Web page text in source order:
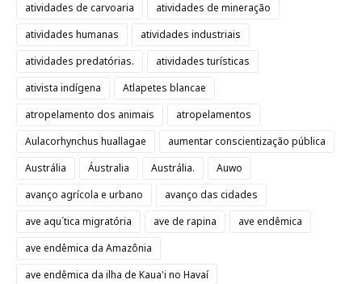
atividades de carvoaria
atividades de mineração
atividades humanas
atividades industriais
atividades predatórias.
atividades turísticas
ativista indígena
Atlapetes blancae
atropelamento dos animais
atropelamentos
Aulacorhynchus huallagae
aumentar conscientização pública
Austrália
Áustralia Austrália.
Auwo
avanço agrícola e urbano
avanço das cidades
ave aqu´tica migratória
ave de rapina
ave endêmica
ave endêmica da Amazônia
ave endêmica da ilha de Kaua'i no Havaí